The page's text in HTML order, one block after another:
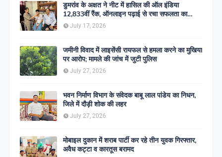
डुमरांव के अक्षत ने नीट में हासिल की ऑल इंडिया
12,833वीं रैंक, ऑनलाइन पढ़ाई से रचा सफलता का
इतिहास
July 17, 2026
जमीनी विवाद में लाइसेंसी रायफल से हमला करने का मुखिया
पर आरोप; मामले की जांच में जुटी पुलिस
July 27, 2026
भवन निर्माण विभाग के संवेदक बाबू लाल पांडेय का निधन,
जिले में दौड़ी शोक की लहर
July 27, 2026
मोबाइल दुकान में शराब पार्टी कर रहे तीन युवक गिरफ्तार,
अवैध कट्टा व कारतूस बरामद